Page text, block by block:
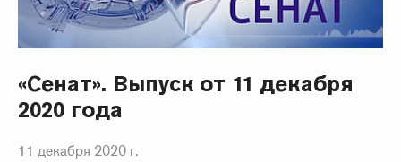
«Сенат». Выпуск от 11 декабря
2020 года
11 декабря 2020 г.